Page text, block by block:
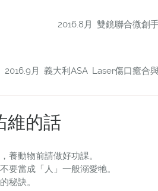
2016.8月 雙鏡聯合微創
2016.9月 義大利ASA Laser傷口癒合
維的話
養動物前請做好功課。
要當成「人」一般溺愛牠。
秘訣。